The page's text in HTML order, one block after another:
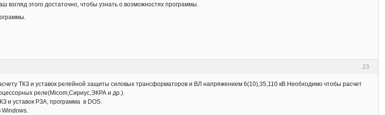
взгляд этого достаточно, чтобы узнать о возможностях программы.
23
ТКЗ и уставок релейной защиты силовых трансформаторов и ВЛ напряжением 6(10),35,110 кВ.Необходимо чтобы расчет
реле(Micom,Сириус,ЭКРА и др.).
и уставок РЗА, программа в DOS.
Windows.